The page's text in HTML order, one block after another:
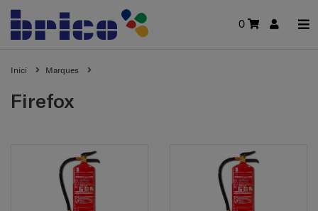
0
Inici Marques
firefox